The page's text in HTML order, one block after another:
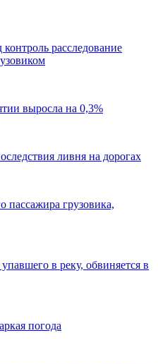
расследование
выросла на 0,3%
ливня на дорогах
пассажира грузовика,
в реку, обвиняется в
погода